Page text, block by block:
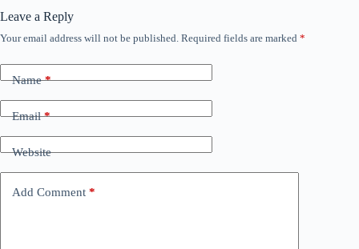
Leave a Reply
Your email address will not be published. Required fields are marked *
Name*
Email*
Website
Add Comment *